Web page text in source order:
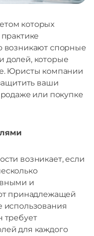
которых
возникают спорные
долей, которые
Юристы компании
ваши
или покупке
возникает, если
и
принадлежащей
использования
требует
для каждого